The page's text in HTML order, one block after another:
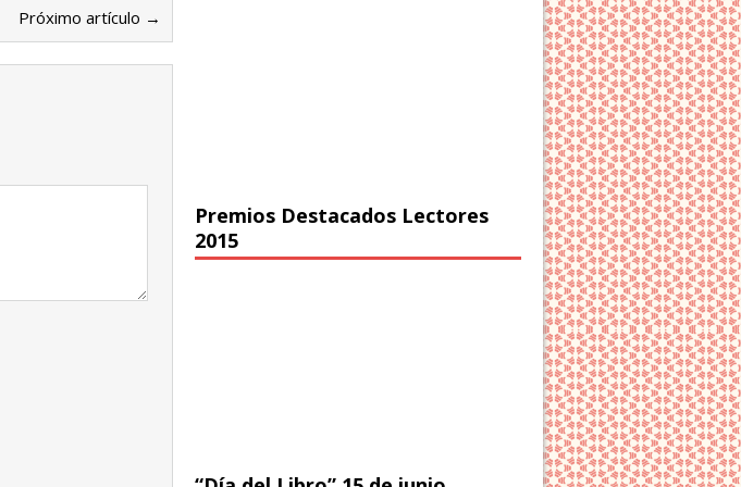
Próximo artículo →
Premios Destacados Lectores
2015